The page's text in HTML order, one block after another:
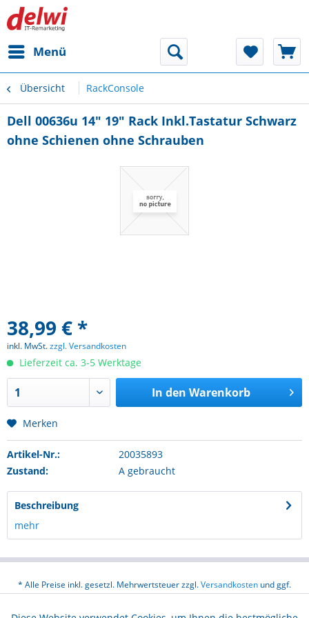
Menü
Übersicht RackConsole
Dell 00636u 14" 19" Rack Inkl.Tastatur Schwarz
ohne Schienen ohne Schrauben
38,99 € *
inkl. MwSt.zzgl. Versandkosten
Lieferzeit ca. 3-5 Werktage
In den Warenkorb
Merken
Artikel-Nr.:
20035893
Zustand:
A gebraucht
Beschreibung
mehr
* Alle Preise inkl. gesetzl. Mehrwertsteuer zzgl.Versandkosten und ggf.